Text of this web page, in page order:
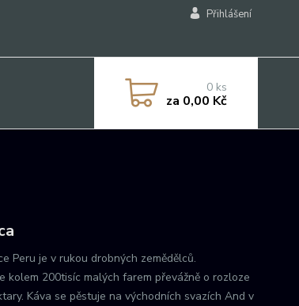
Přihlášení
0 ks
za 0,00 Kč
Peru je v rukou drobných zemědělců.
kolem 200tisíc malých farem převážně o rozloze
Káva se pěstuje na východních svazích And v